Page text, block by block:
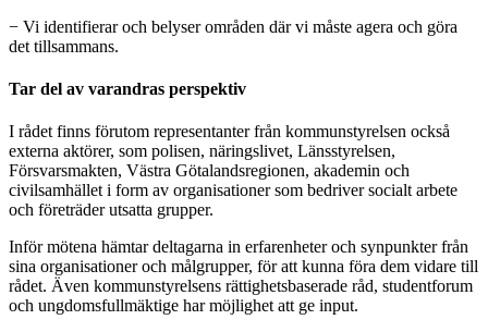
− Vi identifierar och belyser områden där vi måste agera och göra
det tillsammans.
Tar del av varandras perspektiv
I rådet finns förutom representanter från kommunstyrelsen också
externa aktörer, som polisen, näringslivet, Länsstyrelsen,
Försvarsmakten, Västra Götalandsregionen, akademin och
civilsamhället i form av organisationer som bedriver socialt arbete
och företräder utsatta grupper.
Inför mötena hämtar deltagarna in erfarenheter och synpunkter från
sina organisationer och målgrupper, för att kunna föra dem vidare till
rådet. Även kommunstyrelsens rättighetsbaserade råd, studentforum
och ungdomsfullmäktige har möjlighet att ge input.